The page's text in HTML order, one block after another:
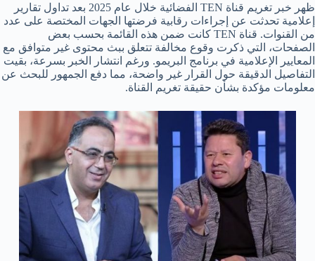
ظهر خبر تغريم قناة TEN الفضائية خلال عام 2025 بعد تداول تقارير
إعلامية تحدثت عن إجراءات رقابية فرضتها الجهات المختصة على عدد
من القنوات. قناة TEN كانت ضمن هذه القائمة بحسب بعض
الصفحات، التي ذكرت وقوع مخالفة تتعلق ببث محتوى غير متوافق مع
المعايير الإعلامية في برنامج البريمو. ورغم انتشار الخبر بسرعة، بقيت
التفاصيل الدقيقة حول القرار غير واضحة، مما دفع الجمهور للبحث عن
معلومات مؤكدة بشأن حقيقة تغريم القناة.